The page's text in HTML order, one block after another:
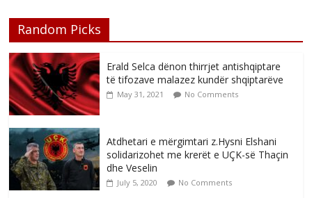
Random Picks
Erald Selca dënon thirrjet antishqiptare
të tifozave malazez kundër shqiptarëve
May 31, 2021 No Comments
Atdhetari e mërgimtari z.Hysni Elshani
solidarizohet me krerët e UÇK-së Thaçin
dhe Veselin
July 5, 2020 No Comments